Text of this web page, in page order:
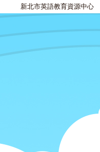
新北市英語教育資源中心